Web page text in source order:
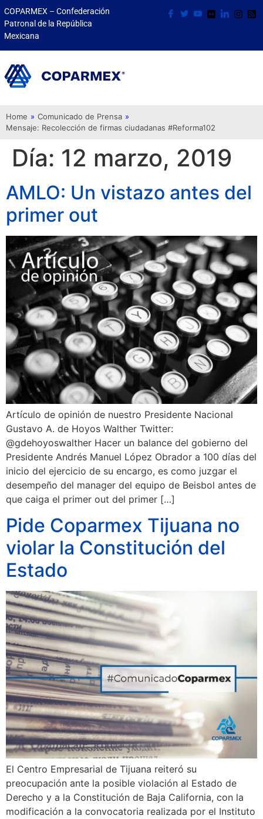
COPARMEX – Confederación
Patronal de la República
Mexicana
Home » Comunicado de Prensa »
Mensaje: Recolección de firmas ciudadanas #Reforma102
Día: 12 marzo, 2019
AMLO: Un vistazo antes del
primer out
Artículo de opinión de nuestro Presidente Nacional
Gustavo A. de Hoyos Walther Twitter:
@gdehoyoswalther Hacer un balance del gobierno del
Presidente Andrés Manuel López Obrador a 100 días del
inicio del ejercicio de su encargo, es como juzgar el
desempeño del manager del equipo de Beisbol antes de
que caiga el primer out del primer […]
Pide Coparmex Tijuana no
violar la Constitución del
Estado
El Centro Empresarial de Tijuana reiteró su
preocupación ante la posible violación al Estado de
Derecho y a la Constitución de Baja California, con la
modificación a la convocatoria realizada por el Instituto